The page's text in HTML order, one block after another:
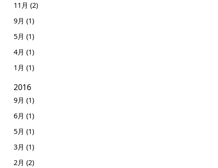
11月 (2)
9月 (1)
5月 (1)
4月 (1)
1月 (1)
2016
9月 (1)
6月 (1)
5月 (1)
3月 (1)
2月 (2)